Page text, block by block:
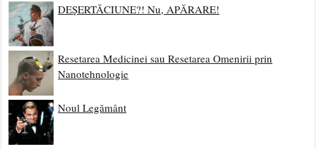
DEȘERTĂCIUNE?! Nu, APĂRARE!
Resetarea Medicinei sau Resetarea Omenirii prin
Nanotehnologie
Noul Legământ